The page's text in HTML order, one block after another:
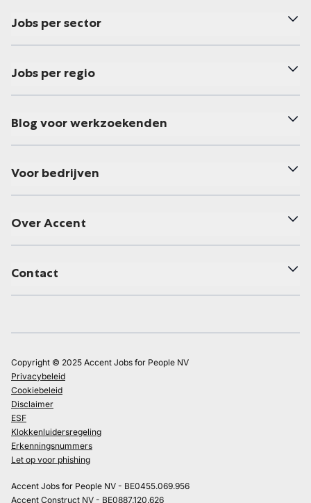
Jobs per sector
Jobs per regio
Blog voor werkzoekenden
Voor bedrijven
Over Accent
Contact
Copyright © 2025 Accent Jobs for People NV
Privacybeleid
Cookiebeleid
Disclaimer
ESF
Klokkenluidersregeling
Erkenningsnummers
Let op voor phishing
Accent Jobs for People NV - BE0455.069.956
Accent Construct NV - BE0887.120.626